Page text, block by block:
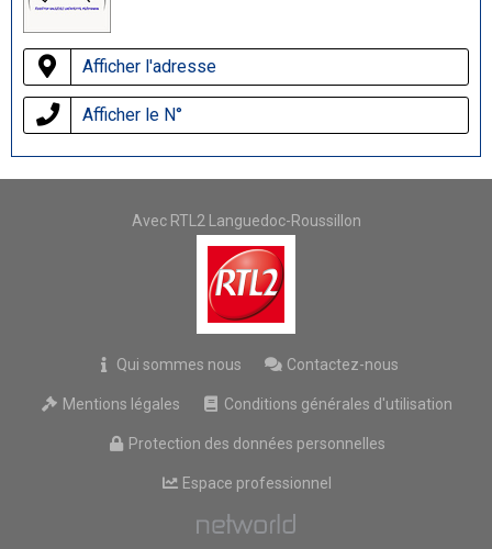
Afficher l'adresse
Afficher le N°
Avec RTL2 Languedoc-Roussillon
Qui sommes nous Contactez-nous
Mentions légales Conditions générales d'utilisation
Protection des données personnelles
Espace professionnel